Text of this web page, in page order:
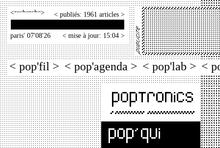
< > < publiés: 1961 articles >
paris' 07'08'26 < mise à jour: 15:04 >
< pop'fil > < pop'agenda > < pop'lab > <